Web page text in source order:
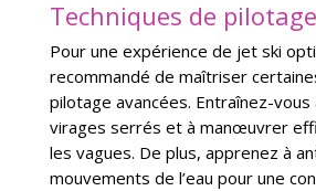
Techniques de
Pour une expérience de jet ski
recommandé de maîtriser
pilotage avancées. Entraînez-vous
virages serrés et à manœuvrer
les vagues. De plus, apprenez à
mouvements de l’eau pour une